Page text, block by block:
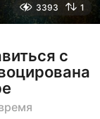
3393 1
с